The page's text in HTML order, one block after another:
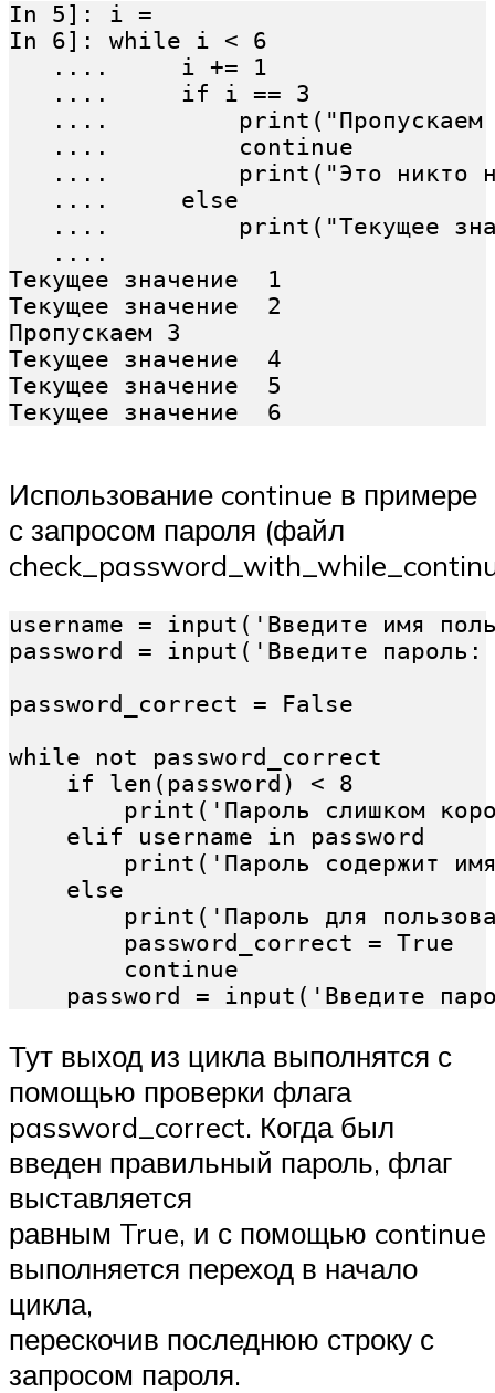
In 5]: i =
In 6]: while i < 6
   ....     i += 1
   ....     if i == 3
....         print("Пропускаем
   ....         continue
....         print("Это никто
   ....     else
....         print("Текущее
   ....
Текущее значение  1
Текущее значение  2
Пропускаем 3
Текущее значение  4
Текущее значение  5
Использование continue в примере
с запросом пароля (файл
username = input('Введите имя
password = input('Введите
password_correct = False
while not password_correct
    if len(password) < 8
print('Пароль слишком
    elif username in password
print('Пароль содержит
    else
print('Пароль для
        password_correct = True
        continue
Тут выход из цикла выполнятся с
помощью проверки флага
password_correct. Когда был
введен правильный пароль, флаг
выставляется
равным True, и с помощью continue
выполняется переход в начало
цикла,
перескочив последнюю строку с
запросом пароля.